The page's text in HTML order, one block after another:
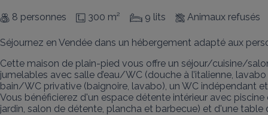
8 personnes 300 m² 9 lits Animaux refusés
Séjournez en Vendée dans un hébergement adapté aux
Cette maison de plain-pied vous offre un séjour/cuisine/
jumelables avec salle d’eau/WC (douche à l’italienne,
bain/WC privative (baignoire, lavabo), un WC indépendant
Vous bénéficierez d'un espace détente intérieur avec
jardin, salon de détente, plancha et barbecue) et d'une